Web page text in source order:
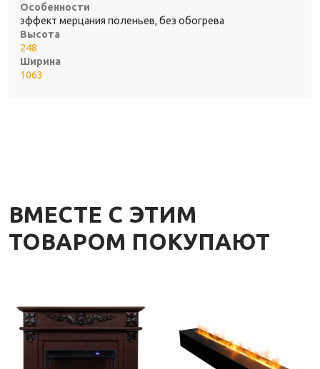
Особенности
эффект мерцания поленьев, без обогрева
Высота
248
Ширина
1063
ВМЕСТЕ С ЭТИМ
ТОВАРОМ ПОКУПАЮТ